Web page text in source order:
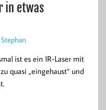
in etwas
Stephan
ist es ein IR-Laser mit
quasi „eingehaust“ und